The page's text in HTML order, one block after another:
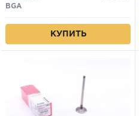
BGA
КУПИТЬ